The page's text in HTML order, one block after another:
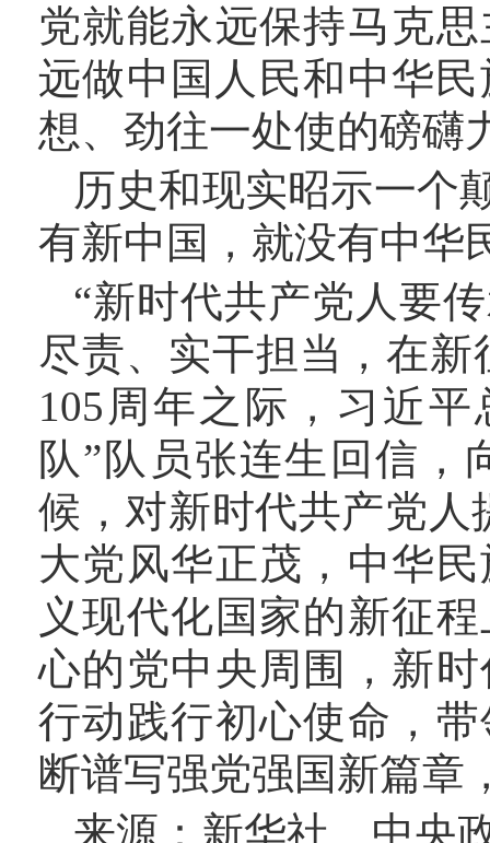
党就能永远保持马克
远做中国人民和中华
想、劲往一处使的磅礴
历史和现实昭示一个
有新中国，就没有中华
“新时代共产党人要
尽责、实干担当，在
105周年之际，习近
队”队员张连生回信，
候，对新时代共产党人
大党风华正茂，中华
义现代化国家的新征
心的党中央周围，新
行动践行初心使命，
断谱写强党强国新篇章
来源：新华社、中央